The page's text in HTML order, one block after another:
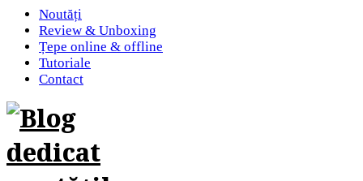
Noutăți
Review & Unboxing
Țepe online & offline
Tutoriale
Contact